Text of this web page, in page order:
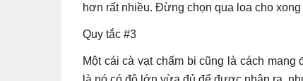
hơn rất nhiều. Đừng chọn qua loa cho xong
Quy tắc #3
Một cái cà vạt chấm bi cũng là cách